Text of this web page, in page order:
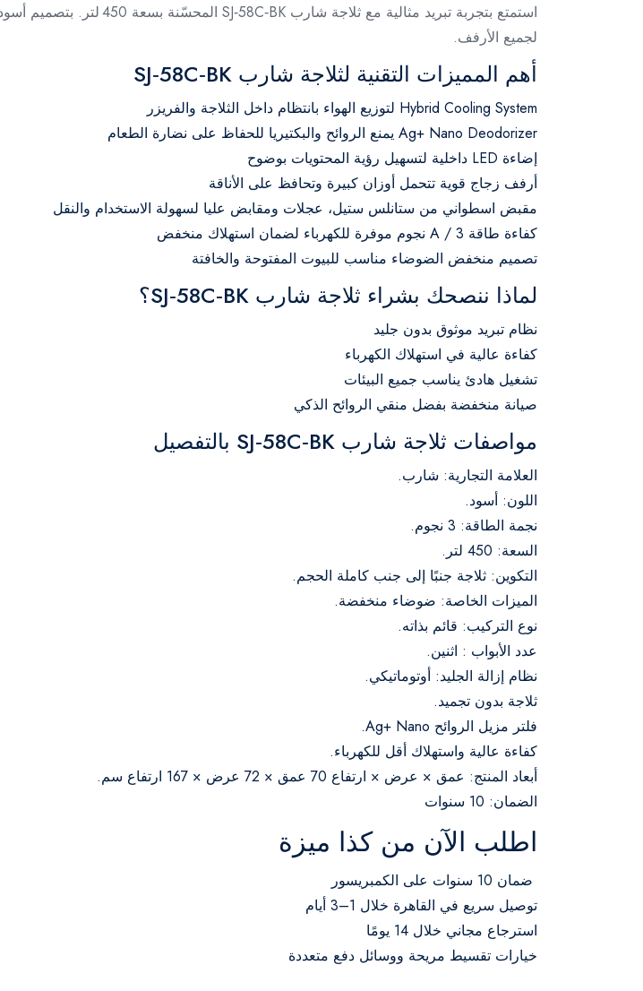
لجميع الأرفف.
أهم المميزات التقنية لثلاجة شارب SJ‑58C‑BK
Hybrid Cooling System لتوزيع الهواء بانتظام داخل الثلاجة والفريزر
Ag+ Nano Deodorizer يمنع الروائح والبكتيريا للحفاظ على نضارة الطعام
إضاءة LED داخلية لتسهيل رؤية المحتويات بوضوح
أرفف زجاج قوية تتحمل أوزان كبيرة وتحافظ على الأناقة
مقبض اسطواني من ستانلس ستيل، عجلات ومقابض عليا لسهولة الاستخدام والنقل
كفاءة طاقة A / 3 نجوم موفرة للكهرباء لضمان استهلاك منخفض
تصميم منخفض الضوضاء مناسب للبيوت المفتوحة والخافتة
لماذا ننصحك بشراء ثلاجة شارب SJ‑58C‑BK؟
نظام تبريد موثوق بدون جليد
كفاءة عالية في استهلاك الكهرباء
تشغيل هادئ يناسب جميع البيئات
صيانة منخفضة بفضل منقي الروائح الذكي
مواصفات ثلاجة شارب SJ‑58C‑BK بالتفصيل
العلامة التجارية: شارب.
اللون: أسود.
نجمة الطاقة: 3 نجوم.
السعة: 450 لتر.
التكوين: ثلاجة جنبًا إلى جنب كاملة الحجم.
الميزات الخاصة: ضوضاء منخفضة.
نوع التركيب: قائم بذاته.
عدد الأبواب : اثنين.
نظام إزالة الجليد: أوتوماتيكي.
ثلاجة بدون تجميد.
فلتر مزيل الروائح Ag+ Nano.
كفاءة عالية واستهلاك أقل للكهرباء.
أبعاد المنتج: عمق × عرض × ارتفاع 70 عمق × 72 عرض × 167 ارتفاع سم.
الضمان: 10 سنوات
اطلب الآن من كذا ميزة
ضمان 10 سنوات على الكمبريسور
توصيل سريع في القاهرة خلال 1–3 أيام
استرجاع مجاني خلال 14 يومًا
خيارات تقسيط مريحة ووسائل دفع متعددة